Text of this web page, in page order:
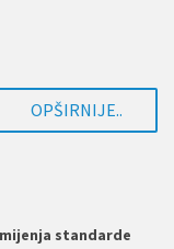
OPŠIRNIJE..
standarde